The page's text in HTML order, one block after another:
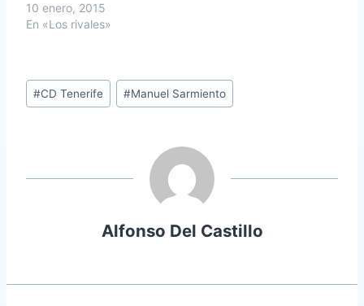
10 enero, 2015
En «Los rivales»
Etiquetas
de
#CD Tenerife #Manuel Sarmiento
Alfonso Del Castillo